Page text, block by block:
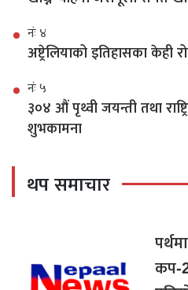
नंः ४
अष्ट्रेलियाको इतिहासका केही
नंः ५
३०४ औं पृथ्वी जयन्ती तथा
शुभकामना
थप समाचार
कप-